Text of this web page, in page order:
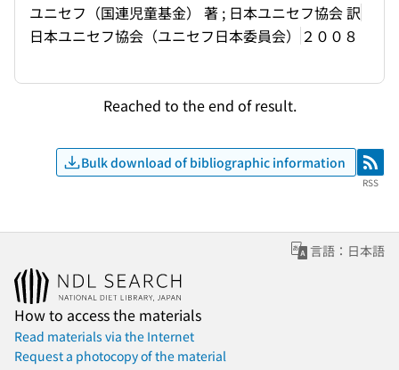
ユニセフ（国連児童基金） 著 ; 日本ユニセフ協会 訳
日本ユニセフ協会（ユニセフ日本委員会）
２００８
Reached to the end of result.
Bulk download of bibliographic information RSS
RSS
言語：日本語
How to access the materials
Read materials via the Internet
Request a photocopy of the material